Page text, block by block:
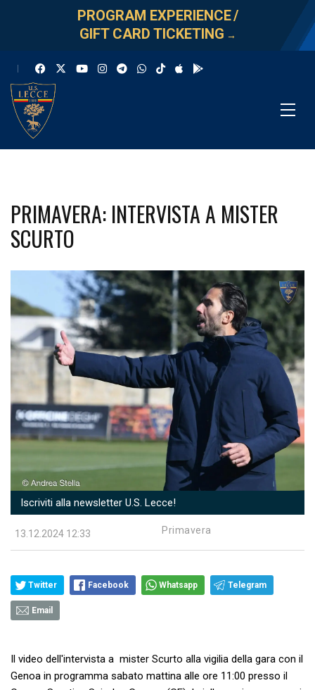
PROGRAM EXPERIENCE/
GIFT CARD TICKETING →
PRIMAVERA: INTERVISTA A MISTER
SCURTO
Iscriviti alla newsletter U.S. Lecce!
13.12.2024 12:33 Primavera
Twitter Facebook Whatsapp Telegram
Email
Il video dell'intervista a mister Scurto alla vigilia della gara con il
Genoa in programma sabato mattina alle ore 11:00 presso il